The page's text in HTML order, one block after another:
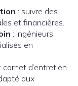
: suivre des
et financières.
: ingénieurs,
en
: carnet d’entretien
aux